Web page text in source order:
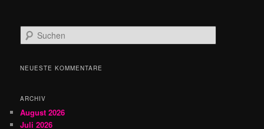
u
h
NEUESTE KOMMENTARE
ARCHIV
August 2026
Juli 2026